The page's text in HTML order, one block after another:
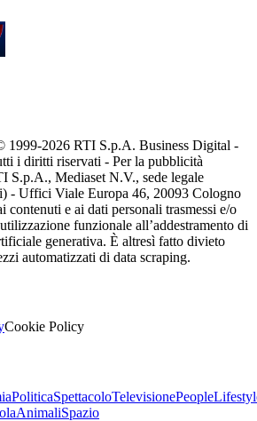
1999-2026 RTI S.p.A. Business Digital -
i diritti riservati - Per la pubblicità
S.p.A., Mediaset N.V., sede legale
- Uffici Viale Europa 46, 20093 Cologno
contenuti e ai dati personali trasmessi e/o
funzionale all’addestramento di
generativa. È altresì fatto divieto
automatizzati di data scraping.
Cookie Policy
PoliticaSpettacoloTelevisionePeople
AnimaliSpazio